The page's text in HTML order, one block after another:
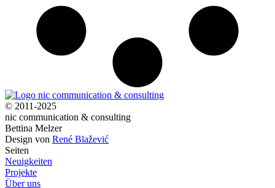
© 2011-2025
nic communication & consulting
Bettina Melzer
Design von René Blažević
Seiten
Neuigkeiten
Projekte
Über uns